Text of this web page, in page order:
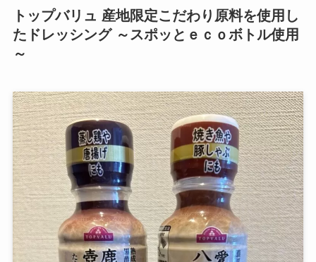
トップバリュ 産地限定こだわり原料を使用し
たドレッシング ～スポッとｅｃｏボトル使用
～